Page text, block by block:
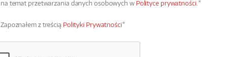
na temat przetwarzania danych osobowych w Polityce prywatności.*
Zapoznałem z treścią Polityki Prywatności*